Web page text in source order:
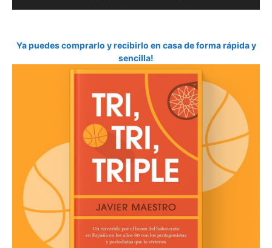
Ya puedes comprarlo y recibirlo en casa de forma rápida y
sencilla!